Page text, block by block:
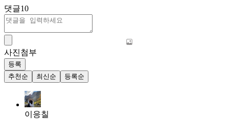
댓글10
사진첨부
등록
추천순
최신순 등록순
이응칠